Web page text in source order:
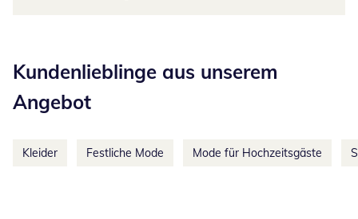
Kundenlieblinge aus unserem
Angebot
Kleider Festliche Mode Mode für Hochzeitsgäste